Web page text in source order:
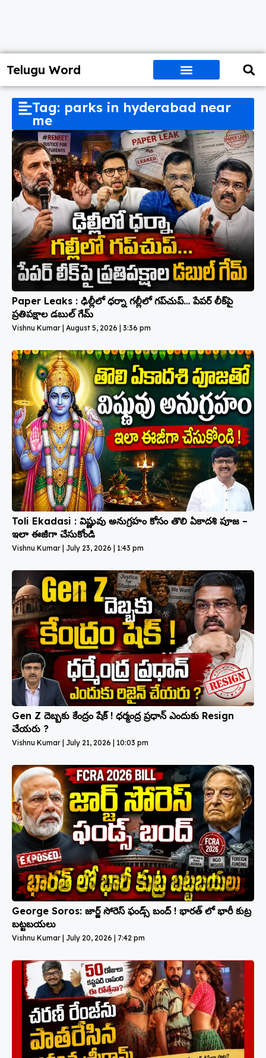
Telugu Word
Tag: parks in hyderabad near
me
Paper Leaks : ఢిల్లీలో ధర్నా గల్లీలో గప్‌చుప్… పేపర్ లీక్‌పై
ప్రతిపక్షాల డబుల్ గేమ్
Vishnu Kumar August 5, 2026 3:36 pm
Toli Ekadasi : విష్ణువు అనుగ్రహం కోసం తొలి ఏకాదశి పూజ –
ఇలా ఈజీగా చేసుకోండి
Vishnu Kumar July 23, 2026 1:43 pm
Gen Z దెబ్బకు కేంద్రం షేక్ ! ధర్మంద్ర ప్రధాన్ ఎందుకు Resign
చేయరు ?
Vishnu Kumar July 21, 2026 10:03 pm
George Soros: జార్జ్ సోరెస్ ఫండ్స్ బంద్ ! భారత్ లో భారీ కుట్ర
బట్టబయలు
Vishnu Kumar July 20, 2026 7:42 pm